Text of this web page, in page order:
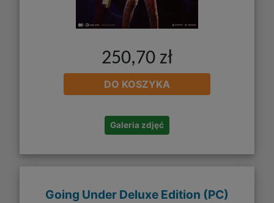
250,70 zł
DO KOSZYKA
Galeria zdjęć
Going Under Deluxe Edition (PC)